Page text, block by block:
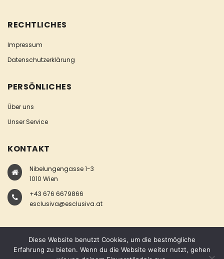
RECHTLICHES
Impressum
Datenschutzerklärung
PERSÖNLICHES
Über uns
Unser Service
KONTAKT
Nibelungengasse 1-3
1010 Wien
+43 676 6679866
esclusiva@esclusiva.at
Diese Website benutzt Cookies, um die bestmögliche
Erfahrung zu bieten. Wenn du die Website weiter nutzt, gehen